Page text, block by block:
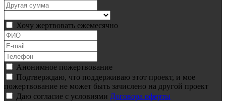
Хочу жертвовать ежемесячно
Анонимное пожертвование
Подтверждаю, что поддерживаю этот проект, и мое
пожертвование не может быть зачислено на другой проект
Даю согласие с условиями Договора оферты